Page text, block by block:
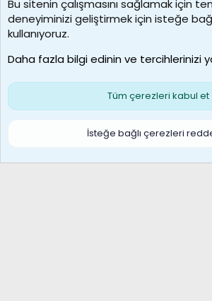
MosesBrownHayranı
Son üye
Çerezler
S
Bu sitenin çalışmasını sağlamak için
deneyiminizi geliştirmek için isteğe
kullanıyoruz.
Daha fazla bilgi edinin ve tercihlerinizi
Tüm çerezleri kabul et
İsteğe bağlı çerezleri